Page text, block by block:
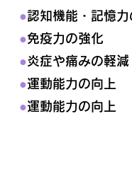
●認知機能・記憶力
●免疫力の強化
●炎症や痛みの軽減
●運動能力の向上
●運動能力の向上